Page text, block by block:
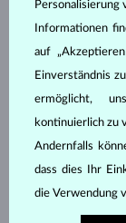
ROSÉGOLD
AUF LAGER
Personalisierung
Informationen
auf
Einverständnis
ermöglicht,
kontinuierlich zu
Andernfalls
dass dies Ihr
die Verwendung